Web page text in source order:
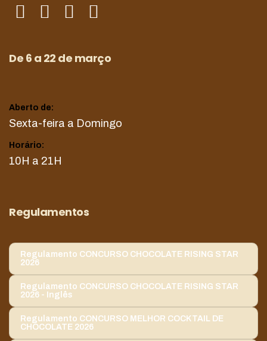
De 6 a 22 de março
Aberto de:
Sexta-feira a Domingo
Horário:
10H a 21H
Regulamentos
Regulamento CONCURSO CHOCOLATE RISING STAR
2026
Regulamento CONCURSO CHOCOLATE RISING STAR
2026 - Inglês
Regulamento CONCURSO MELHOR COCKTAIL DE
CHOCOLATE 2026